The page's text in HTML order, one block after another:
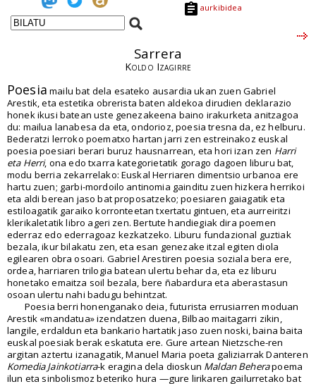
aurkibidea
Sarrera
Koldo Izagirre
Poesia mailu bat dela esateko ausardia ukan zuen Gabriel
Arestik, eta estetika obrerista baten aldekoa dirudien deklarazio
honek ikusi batean uste genezakeena baino irakurketa anitzagoa
du: mailua lanabesa da eta, ondorioz, poesia tresna da, ez helburu.
Bederatzi lerroko poematxo hartan jarri zen estreinakoz euskal
poesia poesiari berari buruz hausnarrean, eta hori izan zen Harri
eta Herri, ona edo txarra kategorietatik gorago dagoen liburu bat,
modu berria zekarrelako: Euskal Herriaren dimentsio urbanoa ere
hartu zuen; garbi-mordoilo antinomia gainditu zuen hizkera herrikoi
eta aldi berean jaso bat proposatzeko; poesiaren gaiagatik eta
estiloagatik garaiko korronteetan txertatu gintuen, eta aurreiritzi
klerikaletatik libro ageri zen. Bertute handiegiak dira poemen
ederraz edo ederragoaz kezkatzeko. Liburu fundazional guztiak
bezala, ikur bilakatu zen, eta esan genezake itzal egiten diola
egilearen obra osoari. Gabriel Arestiren poesia soziala bera ere,
ordea, harriaren trilogia batean ulertu behar da, eta ez liburu
honetako emaitza soil bezala, bere ñabardura eta aberastasun
osoan ulertu nahi badugu behintzat.
Poesia berri honenganako deia, futurista errusiarren moduan
Arestik «mandatua» izendatzen duena, Bilbao maitagarri zikin,
langile, erdaldun eta bankario hartatik jaso zuen noski, baina baita
euskal poesiak berak eskatuta ere. Gure artean Nietzsche-ren
argitan aztertu izanagatik, Manuel Maria poeta galiziarrak Danteren
Komedia Jainkotiarra-k eragina dela dioskun Maldan Beherapoema
ilun eta sinbolismoz beteriko hura —gure lirikaren gailurretako bat